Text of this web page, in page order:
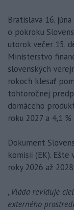
Bratislava 16.
o pokroku
utorok večer 15.
Ministerstvo
slovenských
rokoch klesať
tohtoročnej
domáceho
roku 2027 a 4,1
Dokument
komisii (EK).
roky 2026 až
„Vláda reviduje
externého